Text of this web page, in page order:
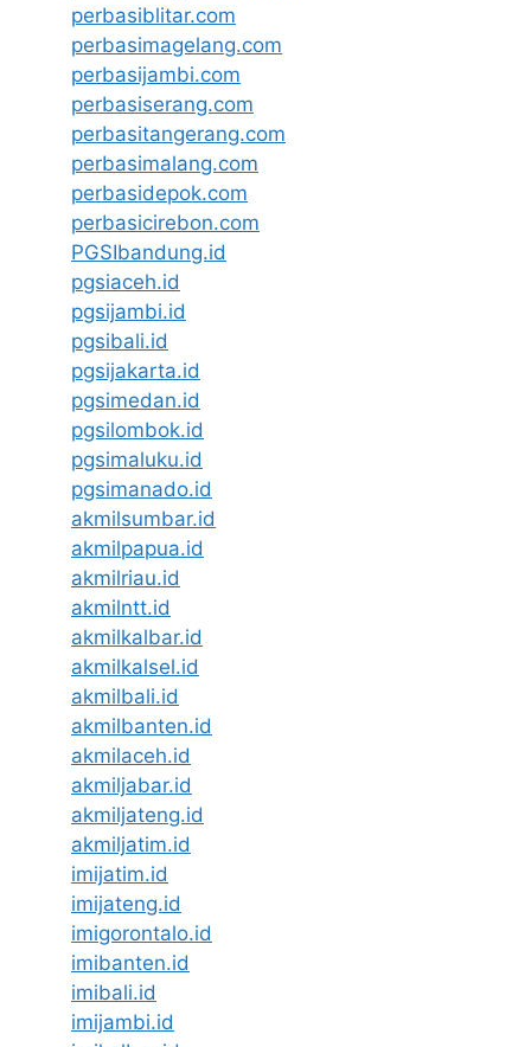
perbasiblitar.com
perbasimagelang.com
perbasijambi.com
perbasiserang.com
perbasitangerang.com
perbasimalang.com
perbasidepok.com
perbasicirebon.com
PGSIbandung.id
pgsiaceh.id
pgsijambi.id
pgsibali.id
pgsijakarta.id
pgsimedan.id
pgsilombok.id
pgsimaluku.id
pgsimanado.id
akmilsumbar.id
akmilpapua.id
akmilriau.id
akmilntt.id
akmilkalbar.id
akmilkalsel.id
akmilbali.id
akmilbanten.id
akmilaceh.id
akmiljabar.id
akmiljateng.id
akmiljatim.id
imijatim.id
imijateng.id
imigorontalo.id
imibanten.id
imibali.id
imijambi.id